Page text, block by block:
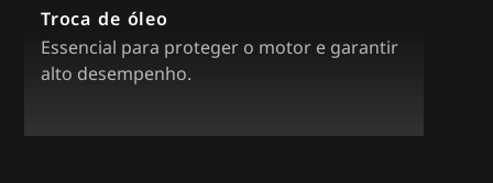
Troca de óleo
Essencial para proteger o motor e garantir
alto desempenho.